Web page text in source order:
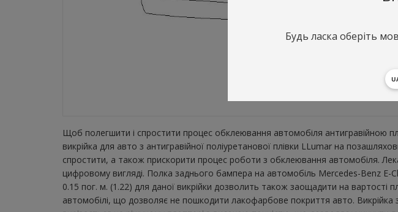
Щоб полегшити і спростити процес обклеювання автомобіля антигравійною
викрійка для авто з антигравійної поліуретанової плівки LLumar на
спростити, а також прискорити процес роботи з обклеювання автомобіля.
цифровому вигляді. Полка заднього бампера на автомобіль Mercedes-Benz
0.15 пог. м. (1.22) для даної викрійки дозволить також заощадити на вартості
автомобілі, що дозволяє не пошкодити лакофарбове покриття авто. Викрійка
Будь ласка оберіть